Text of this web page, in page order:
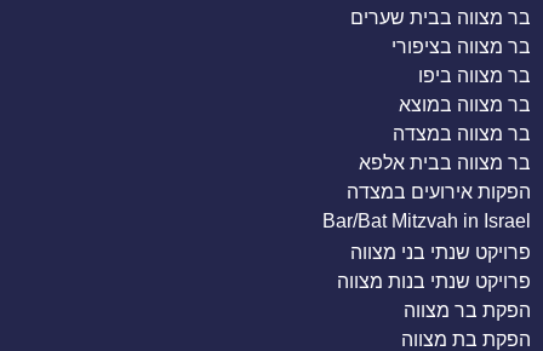
בר מצווה בבית שערים
בר מצווה בציפורי
בר מצווה ביפו
בר מצווה במוצא
בר מצווה במצדה
בר מצווה בבית אלפא
הפקות אירועים במצדה
Bar/Bat Mitzvah in Israel
פרויקט שנתי בני מצווה
פרויקט שנתי בנות מצווה
הפקת בר מצווה
הפקת בת מצווה